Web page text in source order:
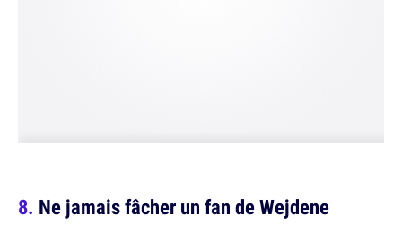
Ne jamais fâcher un fan de Wejdene